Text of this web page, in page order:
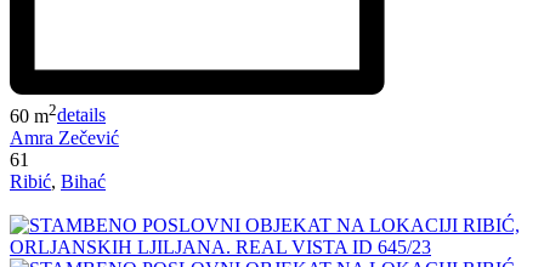
60 m2details
Amra Zečević
61
Ribić, Bihać